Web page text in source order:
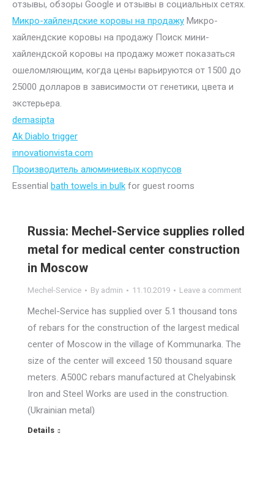
отзывы, обзоры Google и отзывы в социальных сетях.
Микро-хайлендские коровы на продажу Микро-
хайлендские коровы на продажу Поиск мини-
хайлендской коровы на продажу может показаться
ошеломляющим, когда цены варьируются от 1500 до
25000 долларов в зависимости от генетики, цвета и
экстерьера.
demasipta
Ak Diablo trigger
innovationvista.com
Производитель алюминиевых корпусов
Essential bath towels in bulk for guest rooms
Russia: Mechel-Service supplies rolled
metal for medical center construction
in Moscow
Mechel-Service By admin 11.10.2019 Leave a comment
Mechel-Service has supplied over 5.1 thousand tons
of rebars for the construction of the largest medical
center of Moscow in the village of Kommunarka. The
size of the center will exceed 150 thousand square
meters. A500C rebars manufactured at Chelyabinsk
Iron and Steel Works are used in the construction.
(Ukrainian metal)
Details